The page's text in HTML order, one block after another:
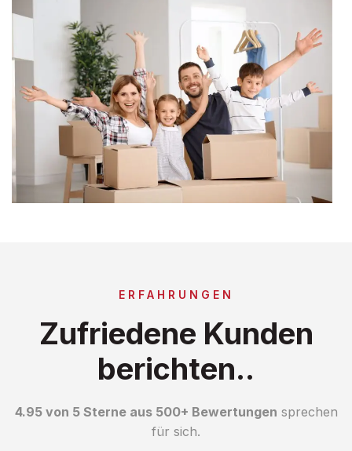
ERFAHRUNGEN
Zufriedene Kunden
berichten..
4.95 von 5 Sterne aus 500+ Bewertungen sprechen
für sich.